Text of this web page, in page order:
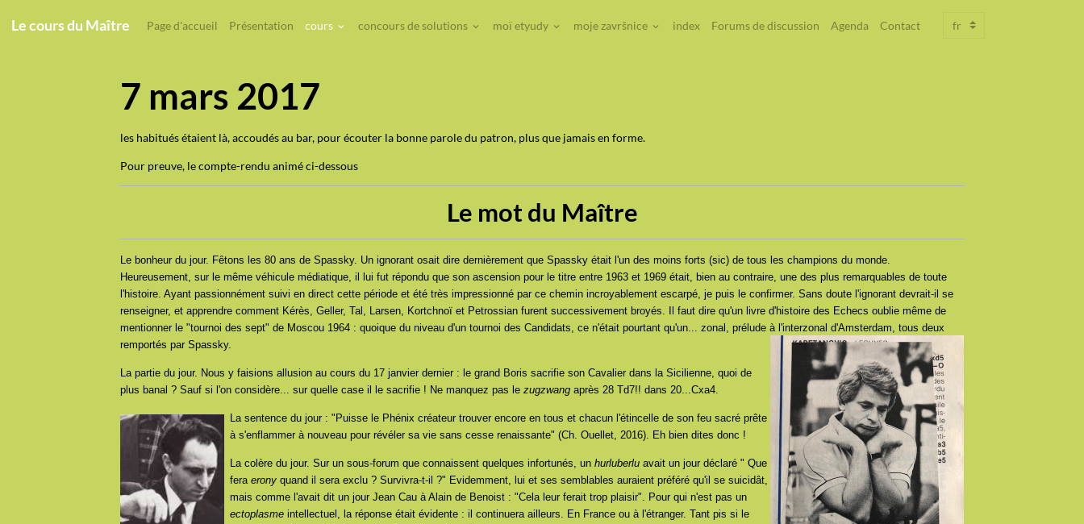
Le cours du Maître Page d'accueil Présentation cours concours de solutions moï etyudy moje završnice index Forums de discussion Agenda Contact
7 mars 2017
les habitués étaient là, accoudés au bar, pour écouter la bonne parole du patron, plus que jamais en forme.
Pour preuve, le compte-rendu animé ci-dessous
Le mot du Maître
Le bonheur du jour. Fêtons les 80 ans de Spassky. Un ignorant osait dire dernièrement que Spassky était l'un des moins forts (sic) de tous les champions du monde.
Heureusement, sur le même véhicule médiatique, il lui fut répondu que son ascension pour le titre entre 1963 et 1969 était, bien au contraire, une des plus remarquables de toute
l'histoire. Ayant passionnément suivi en direct cette période et été très impressionné par ce chemin incroyablement escarpé, je puis le confirmer. Sans doute l'ignorant devrait-il se
renseigner, et apprendre comment Kérès, Geller, Tal, Larsen, Kortchnoï et Petrossian furent successivement broyés. Il faut dire qu'un livre d'histoire des Echecs oublie même de
mentionner le "tournoi des sept" de Moscou 1964 : quoique du niveau d'un tournoi des Candidats, ce n'était pourtant qu'un... zonal, prélude à l'interzonal d'Amsterdam, tous deux
remportés par Spassky.
La partie du jour. Nous y faisions allusion au cours du 17 janvier dernier : le grand Boris sacrifie son Cavalier dans la Sicilienne, quoi de
plus banal ? Sauf si l'on considère... sur quelle case il le sacrifie ! Ne manquez pas lezugzwang après 28 Td7!! dans 20...Cxa4.
La sentence du jour : "Puisse le Phénix créateur trouver encore en tous et chacun l'étincelle de son feu sacré prête
à s'enflammer à nouveau pour révéler sa vie sans cesse renaissante" (Ch. Ouellet, 2016). Eh bien dites donc !
La colère du jour.Sur un sous-forum que connaissent quelques infortunés, unhurluberlu avait un jour déclaré " Que
feraerony quand il sera exclu ? Survivra-t-il ?" Evidemment, lui et ses semblables auraient préféré qu'il se suicidât,
mais comme l'avait dit un jourJean Cau à Alain de Benoist : "Cela leur ferait trop plaisir". Pour qui n'est pas un
ectoplasme intellectuel, la réponse était évidente : il continuera ailleurs. En France ou à l'étranger. Tant pis si le